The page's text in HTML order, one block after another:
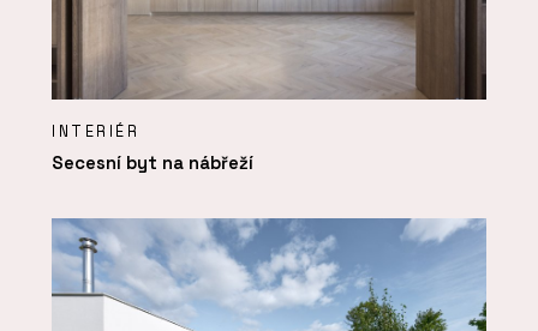
INTERIÉR
Secesní byt na nábřeží